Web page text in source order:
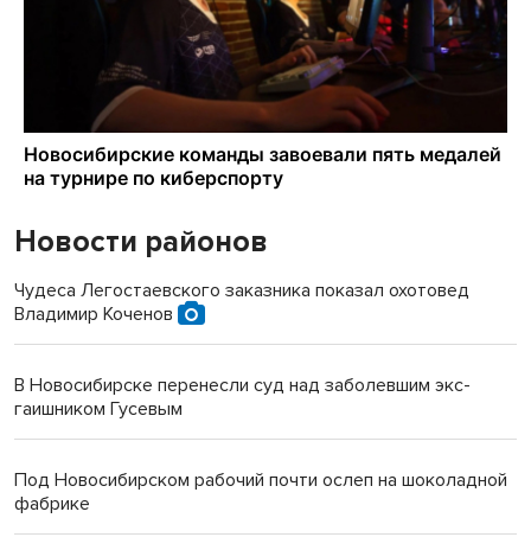
Новости районов
Чудеса Легостаевского заказника показал охотовед
Владимир Коченов
В Новосибирске перенесли суд над заболевшим экс-
гаишником Гусевым
Под Новосибирском рабочий почти ослеп на шоколадной
фабрике